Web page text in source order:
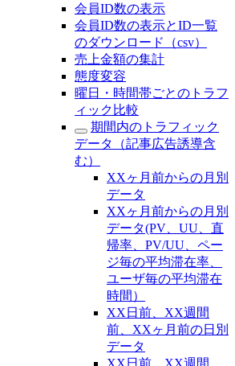
会員ID数の表示
会員ID数の表示とID一覧
のダウンロード（csv）
売上金額の集計
態度変容
曜日・時間帯ごとのトラフ
ィック比較
期間内のトラフィック
データ（記事広告誘導含
む）
XXヶ月前からの月別
データ
XXヶ月前からの月別
データ(PV、UU、直
帰率、PV/UU、ペー
ジ毎の平均滞在率、
ユーザ毎の平均滞在
時間）
XX日前、XX週間
前、XXヶ月前の日別
データ
XX日前、XX週間